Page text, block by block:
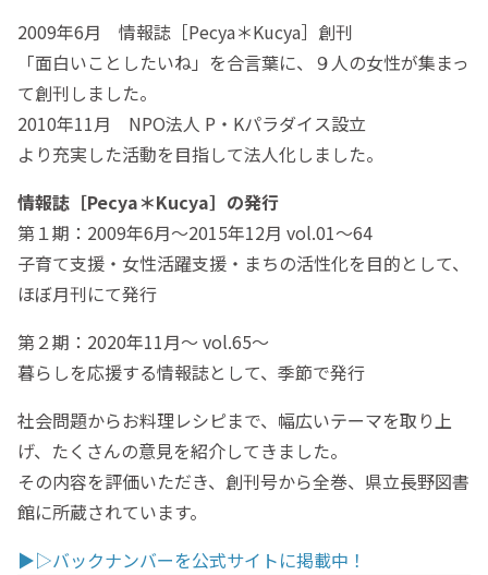
2009年6月 情報誌［Pecya＊Kucya］創刊
「面白いことしたいね」を合言葉に、９人の女性が集まっ
て創刊しました。
2010年11月 NPO法人 P・Kパラダイス設立
より充実した活動を目指して法人化しました。
情報誌［Pecya＊Kucya］の発行
第１期：2009年6月〜2015年12月 vol.01〜64
子育て支援・女性活躍支援・まちの活性化を目的として、
ほぼ月刊にて発行
第２期：2020年11月〜 vol.65〜
暮らしを応援する情報誌として、季節で発行
社会問題からお料理レシピまで、幅広いテーマを取り上
げ、たくさんの意見を紹介してきました。
その内容を評価いただき、創刊号から全巻、県立長野図書
館に所蔵されています。
▶︎▷バックナンバーを公式サイトに掲載中！